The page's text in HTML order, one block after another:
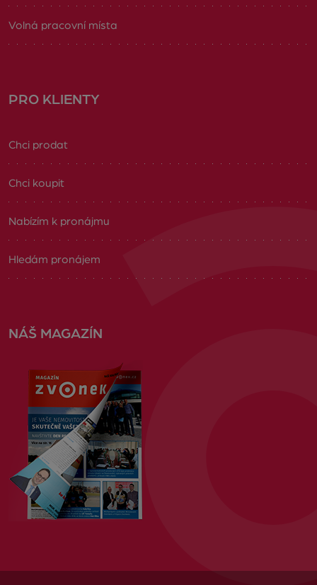
Volná pracovní místa
PRO KLIENTY
Chci prodat
Chci koupit
Nabízím k pronájmu
Hledám pronájem
NÁŠ MAGAZÍN